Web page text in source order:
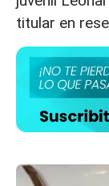
titular en